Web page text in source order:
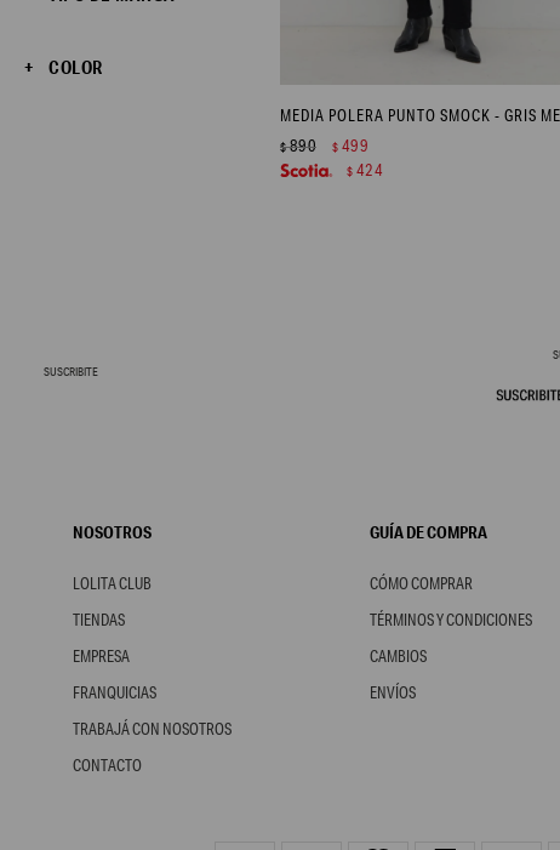
$890 $ 499
$ 424
COLOR
SUSCRIBITE
NOSOTROS
LOLITA CLUB
TIENDAS
EMPRESA
FRANQUICIAS
TRABAJÁ CON NOSOTROS
CONTACTO
GUÍA DE COMPRA
CÓMO COMPRAR
TÉRMINOS Y CONDICIONES
CAMBIOS
ENVÍOS